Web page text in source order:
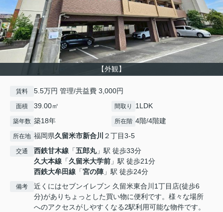
【外観】
賃料 5.5万円 管理/共益費 3,000円
面積 39.00㎡ 間取り 1LDK
築年数 築18年 所在階 4階/4階建
所在地 福岡県久留米市新合川 ２丁目3-5
交通 西鉄甘木線 「五郎丸」駅 徒歩33分
久大本線 「久留米大学前 」駅 徒歩21分
西鉄大牟田線 「宮の陣」駅 徒歩24分
備考
近くにはセブンイレブン 久留米東合川1丁目店(徒歩6
分)がありちょっとした買い物に便利です。様々な場所
へのアクセスがしやすくなる2駅利用可能な物件です。